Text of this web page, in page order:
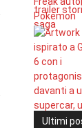
Ultimi